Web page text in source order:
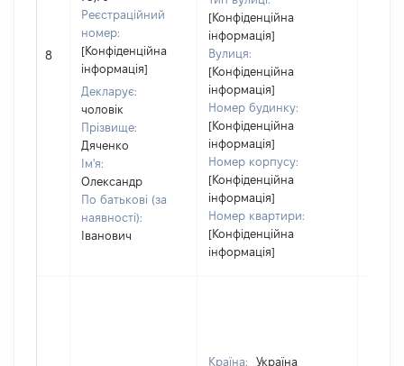
8
Реєстраційний
номер:
[Конфіденційна
інформація]
Декларує:
чоловік
Прізвище:
Дяченко
Ім'я:
Олександр
По батькові (за
наявності):
Іванович
[Конфіденційна
інформація]
Вулиця:
[Конфіденційна
інформація]
Номер будинку:
[Конфіденційна
інформація]
Номер корпусу:
[Конфіденційна
інформація]
Номер квартири:
[Конфіденційна
інформація]
Країна:
Україна